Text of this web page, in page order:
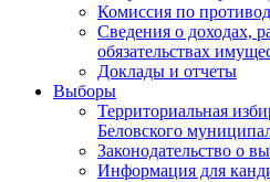
Комиссия по
Сведения о доходах,
обязательствах
Доклады и отчеты
Выборы
Территориальная
Беловского
Законодательство о
Информация для